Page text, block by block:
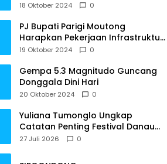
18 Oktober 2024 0
PJ Bupati Parigi Moutong
Harapkan Pekerjaan Infrastruktur
Tepat Waktu
19 Oktober 2024 0
Gempa 5.3 Magnitudo Guncang
Donggala Dini Hari
20 Oktober 2024 0
Yuliana Tumonglo Ungkap
Catatan Penting Festival Danau
Lindu: Parkir hingga Toilet Harus
27 Juli 2026 0